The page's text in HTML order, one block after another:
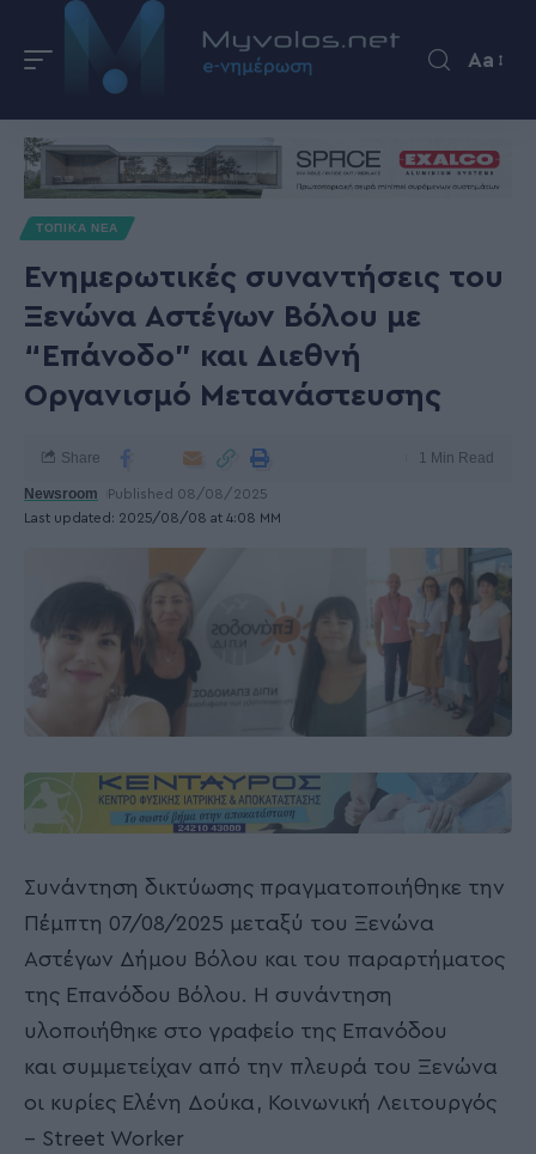
Aa
ΤΟΠΙΚΑ ΝΕΑ
Ενημερωτικές συναντήσεις του
Ξενώνα Αστέγων Βόλου με
“Επάνοδο” και Διεθνή
Οργανισμό Μετανάστευσης
Last updated: 2025/08/08 at 4:08 ΜΜ
Newsroom Published 08/08/2025
Share 1 Min Read
Συνάντηση δικτύωσης πραγματοποιήθηκε την
Πέμπτη 07/08/2025 μεταξύ του Ξενώνα
Αστέγων Δήμου Βόλου και του παραρτήματος
της Επανόδου Βόλου. Η συνάντηση
υλοποιήθηκε στο γραφείο της Επανόδου
και συμμετείχαν από την πλευρά του Ξενώνα
οι κυρίες Ελένη Δούκα, Κοινωνική Λειτουργός
– Street Worker